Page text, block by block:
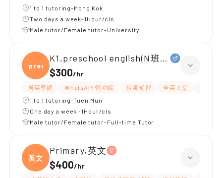
1 to 1 tutoring-Mong Kok
Two days a week-1Hour/cls
Male tutor/Female tutor-University
presc
K1,preschool english(N班幼兒英文)
$300/hr
居英導師 WhatsAPP問功課 長期補習 全英上堂
1 to 1 tutoring-Tuen Mun
One day a week -1Hour/cls
Male tutor/Female tutor-Full-time Tutor
英文
Primary,英文
$400/hr